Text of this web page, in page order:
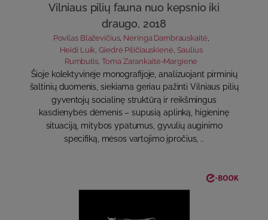
Vilniaus pilių fauna nuo kepsnio iki
draugo, 2018
Povilas Blaževičius, Neringa Dambrauskaitė
Heidi Luik ,Giedrė Piličiauskienė Saulius
Rumbutis, Toma Zarankaitė-Margienė
Šioje kolektyvinėje monografijoje, analizuojant pirminių
šaltinių duomenis, siekiama geriau pažinti Vilniaus pilių
gyventojų socialinę struktūrą ir reikšmingus
kasdienybės dėmenis – supusią aplinką, higieninę
situaciją, mitybos ypatumus, gyvulių auginimo
specifiką, mėsos vartojimo įpročius, ..